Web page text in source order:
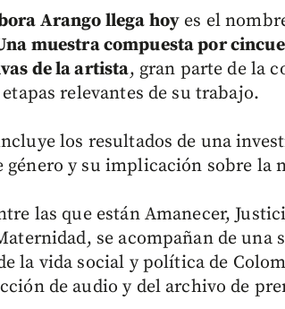
Arango llega hoy es el
muestra compuesta por
de la artista, gran parte de la
relevantes de su trabajo.
los resultados de una
género y su implicación sobre la
las que están Amanecer,
se acompañan de una
la vida social y política de
de audio y del archivo de